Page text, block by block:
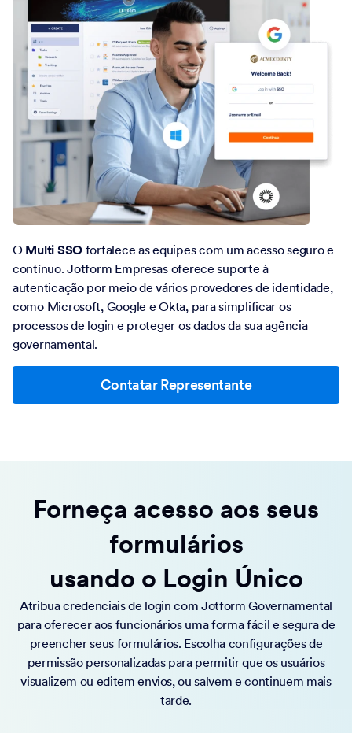
O Multi SSO fortalece as equipes com um acesso seguro e
contínuo. Jotform Empresas oferece suporte à
autenticação por meio de vários provedores de identidade,
como Microsoft, Google e Okta, para simplificar os
processos de login e proteger os dados da sua agência
governamental.
Contatar Representante
Forneça acesso aos seus
formulários
usando o Login Único
Atribua credenciais de login com Jotform Governamental
para oferecer aos funcionários uma forma fácil e segura de
preencher seus formulários. Escolha configurações de
permissão personalizadas para permitir que os usuários
visualizem ou editem envios, ou salvem e continuem mais
tarde.